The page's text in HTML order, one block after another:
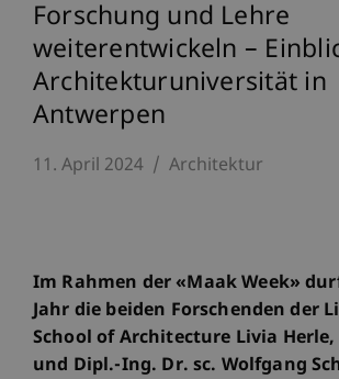
Forschung und Lehre
weiterentwickeln –
Architekturuniversität in
Antwerpen
11. April 2024 Architektur
Im Rahmen der «Maak Week»
Jahr die beiden Forschenden der
School of Architecture Livia Herle,
und Dipl.-Ing. Dr. sc. Wolfgang